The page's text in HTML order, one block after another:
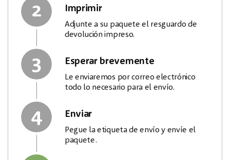
2 Imprimir
Adjunte a su paquete el resguardo de
devolución impreso.
3 Esperar brevemente
Le enviaremos por correo electrónico
todo lo necesario para el envío.
4 Enviar
Pegue la etiqueta de envío y envíe el
paquete.